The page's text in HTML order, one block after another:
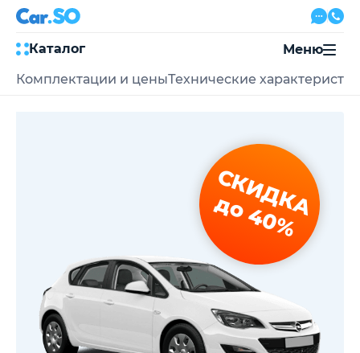
Каталог
8 800 500-03-23
с 08:00 по 20:00, без выходных
Привольная улица, 2, к5
Перезвоните мне
Меню
Комплектации и ценыТехнические
СКИДКА
до 40%